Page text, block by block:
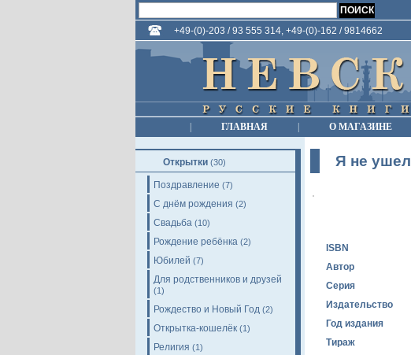
+49-(0)-203 / 93 555 314, +49-(0)-162 / 9814662
ГЛАВНАЯ О МАГАЗИНЕ
Открытки (30)
Поздравление (7)
С днём рождения (2)
Свадьба (10)
Рождение ребёнка (2)
Юбилей (7)
Для родственников и друзей
(1)
Рождество и Новый Год (2)
Открытка-кошелёк (1)
Религия (1)
Я не ушел
ISBN
Автор
Серия
Издательство
Год издания
Тираж